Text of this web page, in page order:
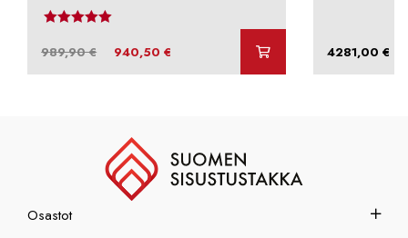
989,90€
Alkuperäinen
940,50€ 4281,00 €
Osastot